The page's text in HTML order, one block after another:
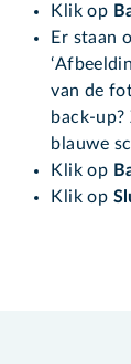
Klik op
Er staan
van de
back-
blauwe
Klik op
Klik op